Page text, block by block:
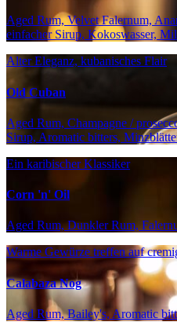
Aged Rum, Velvet Falernum,
einfacher Sirup, Kokoswasser,
Alter Eleganz, kubanisches Flair
Old Cuban
Aged Rum, Champagne /
Sirup, Aromatic bitters,
Ein karibischer Klassiker
Corn 'n' Oil
Aged Rum, Dunkler Rum,
Warme Gewürze treffen auf
Calabaza Nog
Aged Rum, Bailey's, Aromatic